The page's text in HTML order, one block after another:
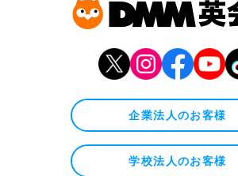
企業法人のお客様
学校法人のお客様